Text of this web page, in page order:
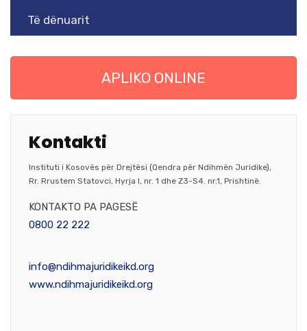
Të dënuarit
APLIKO ONLINE
Kontakti
Instituti i Kosovës për Drejtësi (Qendra për Ndihmën Juridike),
Rr. Rrustem Statovci, Hyrja I, nr. 1 dhe Z3-S4. nr.1, Prishtinë.
KONTAKTO PA PAGESË
0800 22 222
info@ndihmajuridikeikd.org
www.ndihmajuridikeikd.org